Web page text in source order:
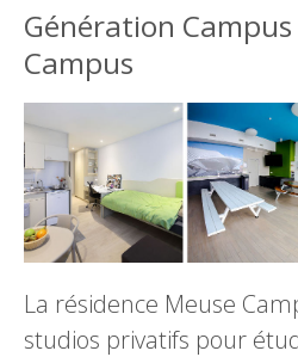
Génération Campus
Campus
La résidence Meuse
studios privatifs pour